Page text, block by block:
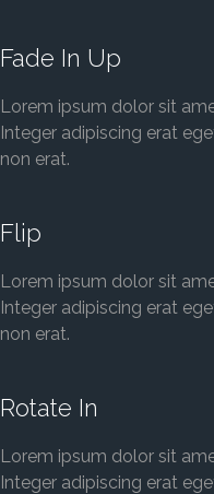
Fade In Up
Lorem ipsum dolor sit
Integer adipiscing erat
non erat.
Flip
Lorem ipsum dolor sit
Integer adipiscing erat
non erat.
Rotate In
Lorem ipsum dolor sit
Integer adipiscing erat